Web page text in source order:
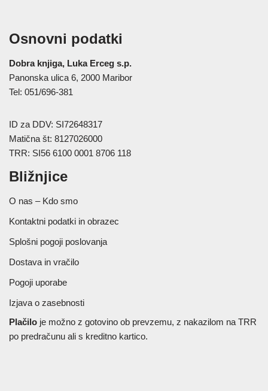
Osnovni podatki
Dobra knjiga, Luka Erceg s.p.
Panonska ulica 6, 2000 Maribor
Tel: 051/696-381
ID za DDV: SI72648317
Matična št: 8127026000
TRR: SI56 6100 0001 8706 118
Bližnjice
O nas – Kdo smo
Kontaktni podatki in obrazec
Splošni pogoji poslovanja
Dostava in vračilo
Pogoji uporabe
Izjava o zasebnosti
Plačilo je možno z gotovino ob prevzemu, z nakazilom na TRR
po predračunu ali s kreditno kartico.